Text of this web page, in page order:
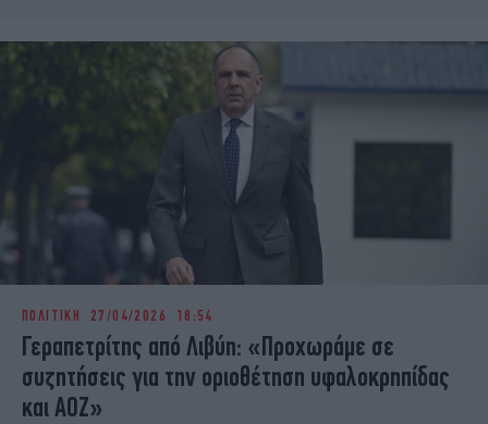
ΠΟΛΙΤΙΚΗ 27/04/2026 18:54
Γεραπετρίτης από Λιβύη: «Προχωράμε σε
συζητήσεις για την οριοθέτηση υφαλοκρηπίδας
και ΑΟΖ»